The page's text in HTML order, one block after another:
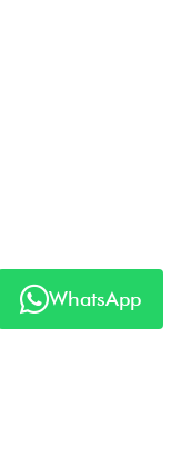
WhatsApp